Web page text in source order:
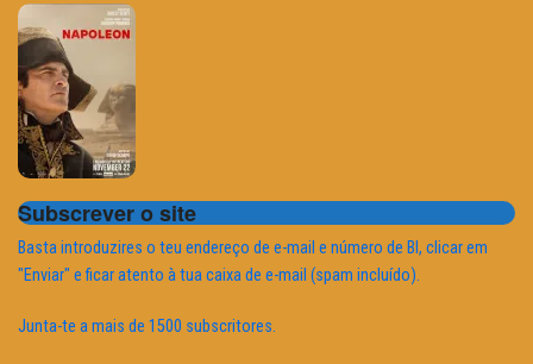
Subscrever o site
Basta introduzires o teu endereço de e-mail e número de BI, clicar em
"Enviar" e ficar atento à tua caixa de e-mail (spam incluído).
Junta-te a mais de 1500 subscritores.